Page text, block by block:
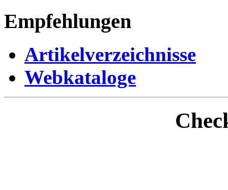
Empfehlungen
Artikelverzeichnisse
Webkataloge